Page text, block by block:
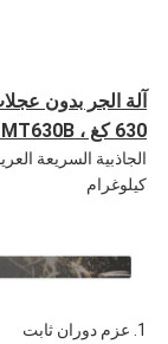
630 كغ ، SN-TMMT630B
كيلوغرام
1. عزم دوران ثابت